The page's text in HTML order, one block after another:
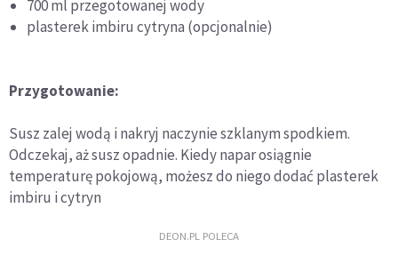
700 ml przegotowanej wody
plasterek imbiru cytryna (opcjonalnie)
Przygotowanie:
Susz zalej wodą i nakryj naczynie szklanym spodkiem.
Odczekaj, aż susz opadnie. Kiedy napar osiągnie
temperaturę pokojową, możesz do niego dodać plasterek
imbiru i cytryn
DEON.PL POLECA